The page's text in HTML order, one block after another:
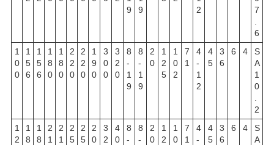
9
9
2
7
6
1
0
0
1
5
6
1
5
6
1
8
0
1
8
0
2
2
0
2
2
0
1
9
0
3
0
0
3
2
0
8
-
1
9
8
-
1
9
2
0
1
2
5
1
0
2
7
1
4
-
1
2
4
5
3
6
6 4
S
A
1
0
2
1
2
1
8
1
8
2
1
2
1
2
5
2
5
2
0
3
2
4
0
8
-
8
-
2
0
1
2
1
0
7
1
4
-
4
5
3
6
6 4
S
A